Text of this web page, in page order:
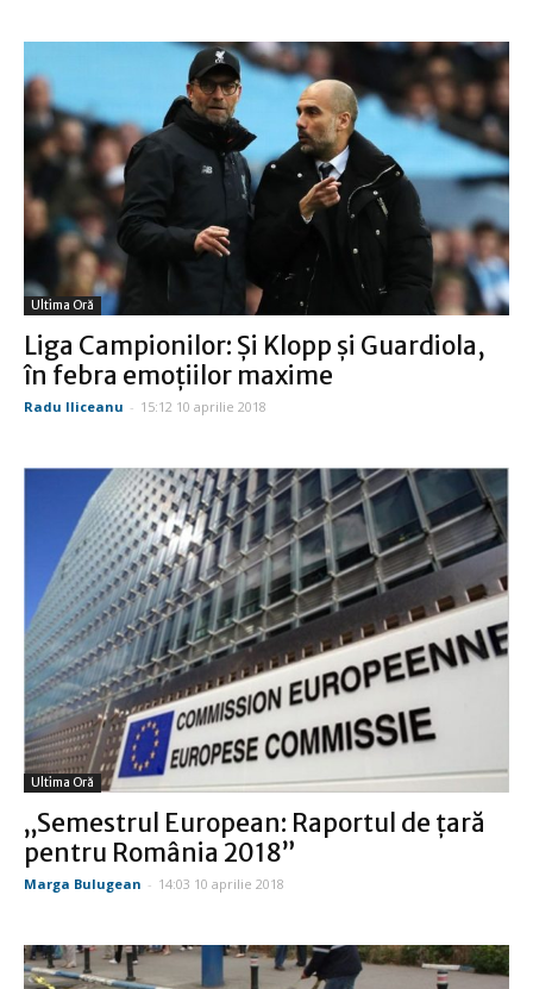
Ultima Oră
Liga Campionilor: Şi Klopp şi Guardiola,
în febra emoţiilor maxime
Radu Iliceanu - 15:12 10 aprilie 2018
Ultima Oră
„Semestrul European: Raportul de țară
pentru România 2018”
Marga Bulugean - 14:03 10 aprilie 2018